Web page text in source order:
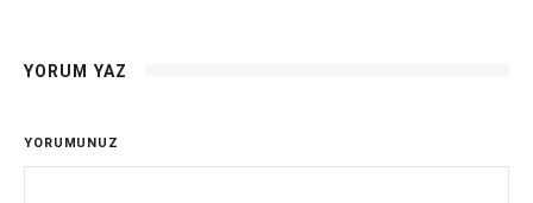
YORUM YAZ
YORUMUNUZ